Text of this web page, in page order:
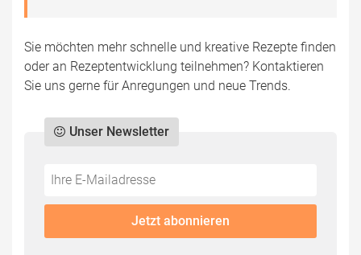
Sie möchten mehr schnelle und kreative Rezepte finden
oder an Rezeptentwicklung teilnehmen? Kontaktieren
Sie uns gerne für Anregungen und neue Trends.
Do
fill
Unser Newsletter
*Ihre
Mailadresse:
Jetzt abonnieren